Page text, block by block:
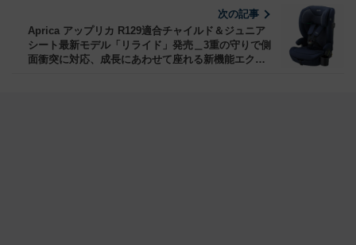
次の記事
Aprica アップリカ R129適合チャイルド＆ジュニア
シート最新モデル「リライド」発売＿3重の守りで側
面衝突に対応、成長にあわせて座れる新機能エクス